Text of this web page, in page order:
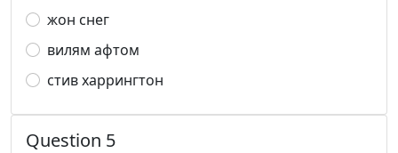
жон снег
вилям афтом
стив харрингтон
Question 5